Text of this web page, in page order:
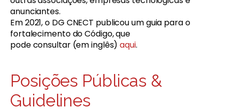
anunciantes.
Em 2021, o DG CNECT publicou um guia para o
fortalecimento do Código, que
pode consultar (em inglês)aqui.
Posições Públicas &
Guidelines